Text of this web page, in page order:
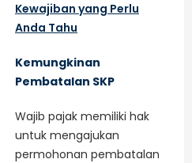
Kewajiban yang Perlu
Anda Tahu
Kemungkinan
Pembatalan SKP
Wajib pajak memiliki hak
untuk mengajukan
permohonan pembatalan